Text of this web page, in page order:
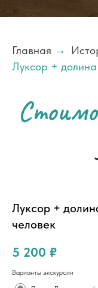
Главная →
Луксор +
Луксор +
человек
5 200 ₽
Варианты экскурсии